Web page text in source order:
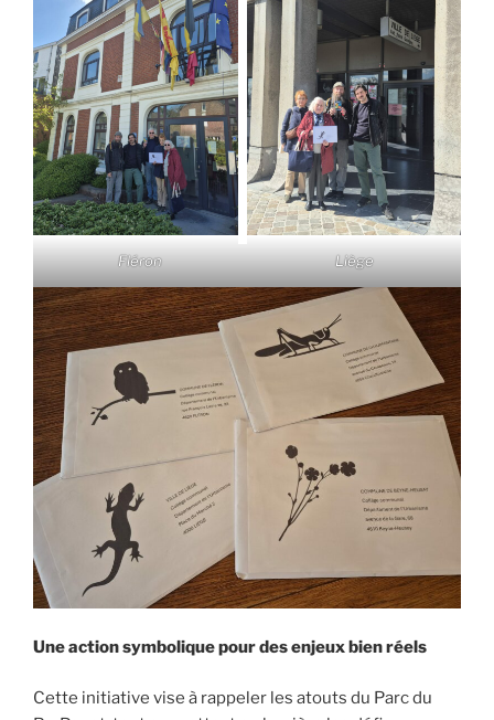
Fléron Liège
Une action symbolique pour des enjeux bien réels
Cette initiative vise à rappeler les atouts du Parc du